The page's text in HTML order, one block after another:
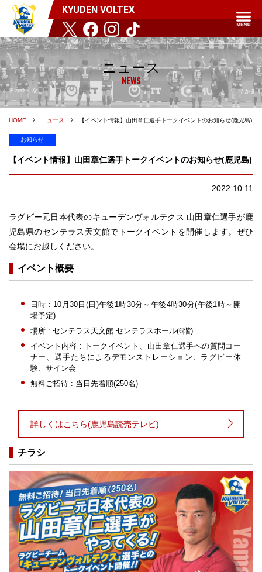
KYUDEN VOLTEX
ニュース
NEWS
HOME ニュース 【イベント情報】山田章仁選手トークイベントのお知らせ(鹿児島)
お知らせ
【イベント情報】山田章仁選手トークイベントのお知らせ(鹿児島)
2022.10.11
ラグビー元日本代表のキューデンヴォルテクス 山田章仁選手が鹿
児島県のセンテラス天文館でトークイベントを開催します。ぜひ
会場にお越しください。
イベント概要
日時 : 10月30日(日)午後1時30分～午後4時30分(午後1時～開
場予定)
場所 : センテラス天文館 センテラスホール(6階)
イベント内容 : トークイベント、山田章仁選手への質問コー
ナー、選手たちによるデモンストレーション、ラグビー体
験、サイン会
無料ご招待 : 当日先着順(250名)
詳しくはこちら(鹿児島読売テレビ)
チラシ